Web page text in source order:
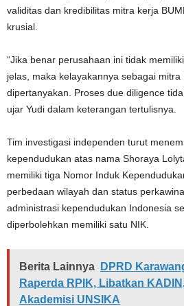
validitas dan kredibilitas mitra kerja
krusial.
“Jika benar perusahaan ini tidak
jelas, maka kelayakannya sebagai mitra
dipertanyakan. Proses due diligence
ujar Yudi dalam keterangan tertulisnya.
Tim investigasi independen turut
kependudukan atas nama Shoraya
memiliki tiga Nomor Induk
perbedaan wilayah dan status
administrasi kependudukan Indonesia
diperbolehkan memiliki satu NIK.
Berita Lainnya
DPRD
Raperda RPIK, Libatkan
Akademisi UNSIKA